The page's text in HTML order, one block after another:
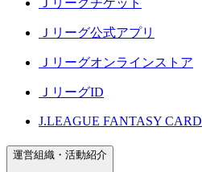
Ｊリーグ公式アプリ
Ｊリーグオンラインストア
ＪリーグID
J.LEAGUE FANTASY CARD
運営組織・活動紹介